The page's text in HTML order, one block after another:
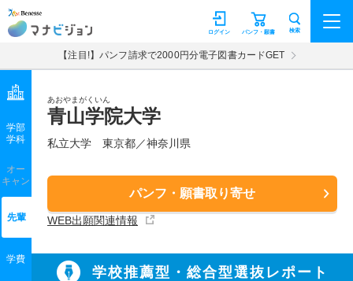
マナビジョン パンフ・願書
ログイン 検索
【注目!】パンフ請求で2000円分電子図書カードGET
あおやまがくいん
青山学院大学
私立大学 東京都／神奈川県
パンフ・願書取り寄せ
WEB出願関連情報
学部
学科
オー
キャン
先輩
学費
学校推薦型・総合型選抜レポート